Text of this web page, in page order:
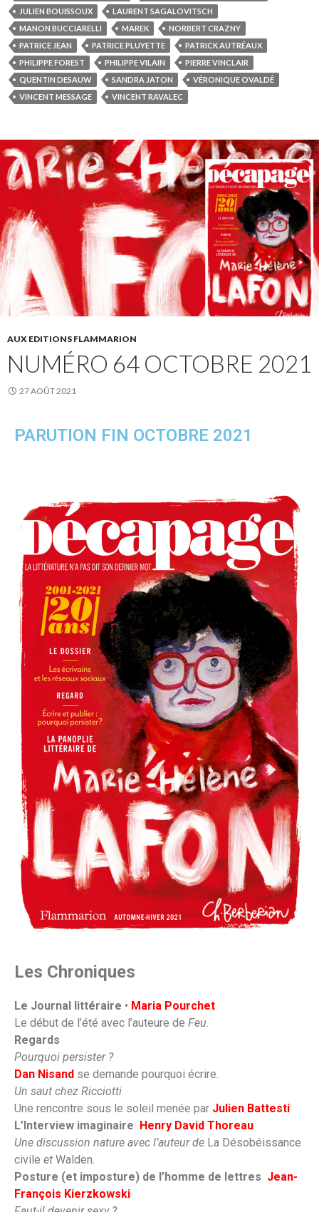
JULIEN BOUISSOUX
LAURENT SAGALOVITSCH
MANON BUCCIARELLI
MAREK
NORBERT CRAZNY
PATRICE JEAN
PATRICE PLUYETTE
PATRICK AUTRÉAUX
PHILIPPE FOREST
PHILIPPE VILAIN
PIERRE VINCLAIR
QUENTIN DESAUW
SANDRA JATON
VÉRONIQUE OVALDÉ
VINCENT MESSAGE
VINCENT RAVALEC
AUX EDITIONS FLAMMARION
NUMÉRO 64 OCTOBRE 2021
27 AOÛT 2021
PARUTION FIN OCTOBRE 2021
Les Chroniques
Le Journal littéraire • Maria Pourchet
Le début de l’été avec l’auteure de Feu.
Regards
Pourquoi persister ?
Dan Nisand se demande pourquoi écrire.
Un saut chez Ricciotti
Une rencontre sous le soleil menée par Julien Battesti
L’Interview imaginaire
Henry David Thoreau
Une discussion nature avec l’auteur de La Désobéissance
civile et Walden.
Posture (et imposture) de l’homme de lettres Jean-
François Kierzkowski